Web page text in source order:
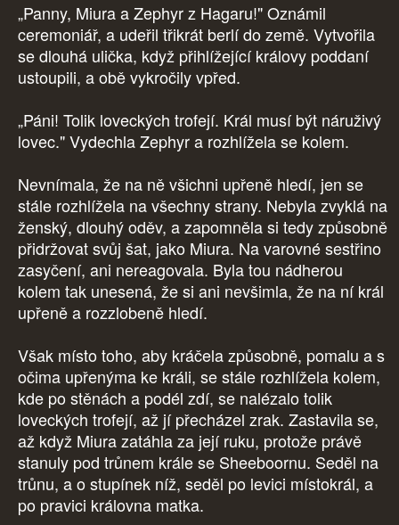
„Panny, Miura a Zephyr z Hagaru!" Oznámil
ceremoniář, a udeřil třikrát berlí do země. Vytvořila
se dlouhá ulička, když přihlížející královy poddaní
ustoupili, a obě vykročily vpřed.
„Páni! Tolik loveckých trofejí. Král musí být náruživý
lovec." Vydechla Zephyr a rozhlížela se kolem.
Nevnímala, že na ně všichni upřeně hledí, jen se
stále rozhlížela na všechny strany. Nebyla zvyklá na
ženský, dlouhý oděv, a zapomněla si tedy způsobně
přidržovat svůj šat, jako Miura. Na varovné sestřino
zasyčení, ani nereagovala. Byla tou nádherou
kolem tak unesená, že si ani nevšimla, že na ní král
upřeně a rozzlobeně hledí.
Však místo toho, aby kráčela způsobně, pomalu a s
očima upřenýma ke králi, se stále rozhlížela kolem,
kde po stěnách a podél zdí, se nalézalo tolik
loveckých trofejí, až jí přecházel zrak. Zastavila se,
až když Miura zatáhla za její ruku, protože právě
stanuly pod trůnem krále se Sheeboornu. Seděl na
trůnu, a o stupínek níž, seděl po levici místokrál, a
po pravici královna matka.